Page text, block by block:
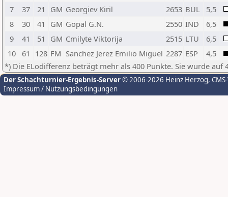
7
37 21 GM Georgiev Kiril 2653 BUL
5,5
8
30 41 GM Gopal G.N. 2550 IND
6,5
9
41 51 GM Cmilyte Viktorija 2515 LTU
6,5
10 61 128 FM Sanchez Jerez Emilio Miguel 2287 ESP
4,5
*) Die ELodifferenz beträgt mehr als 400 Punkte. Sie wurde auf
Der Schachturnier-Ergebnis-Server© 2006-2026 Heinz Herzog,
Impressum / Nutzungsbedingungen